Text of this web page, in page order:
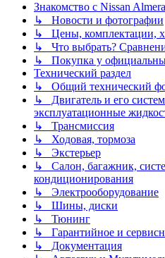
Знакомство с Nissan
↳ Новости и фотографии
↳ Цены, комплектации,
↳ Что выбрать?
↳ Покупка у
Технический раздел
↳ Общий технический
↳ Двигатель и его
эксплуатационные
↳ Трансмиссия
↳ Ходовая, тормоза
↳ Экстерьер
↳ Салон, багажник,
кондиционирования
↳ Электрооборудование
↳ Шины, диски
↳ Тюнинг
↳ Гарантийное и
↳ Документация